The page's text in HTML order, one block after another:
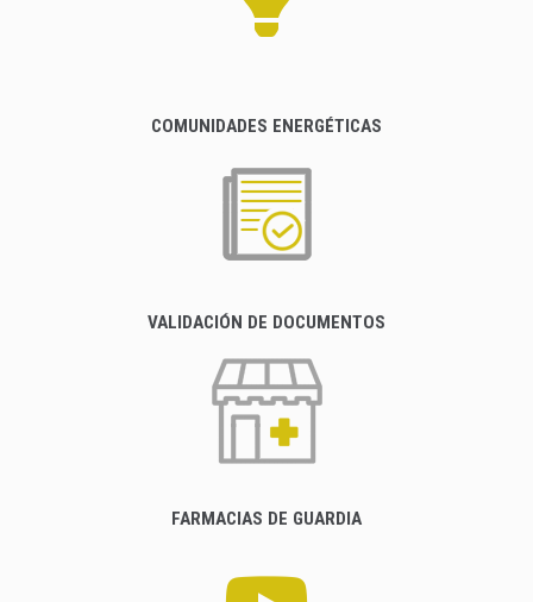
COMUNIDADES ENERGÉTICAS
VALIDACIÓN DE DOCUMENTOS
FARMACIAS DE GUARDIA